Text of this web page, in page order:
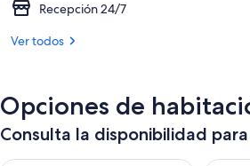
Recepción 24/7
Ver todos
Opciones de
Consulta la disponibilidad